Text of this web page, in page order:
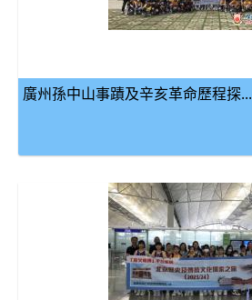
廣州孫中山事蹟及辛亥革命歷程探...